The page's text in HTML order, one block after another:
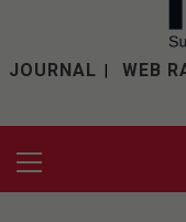
JOURNAL WEB